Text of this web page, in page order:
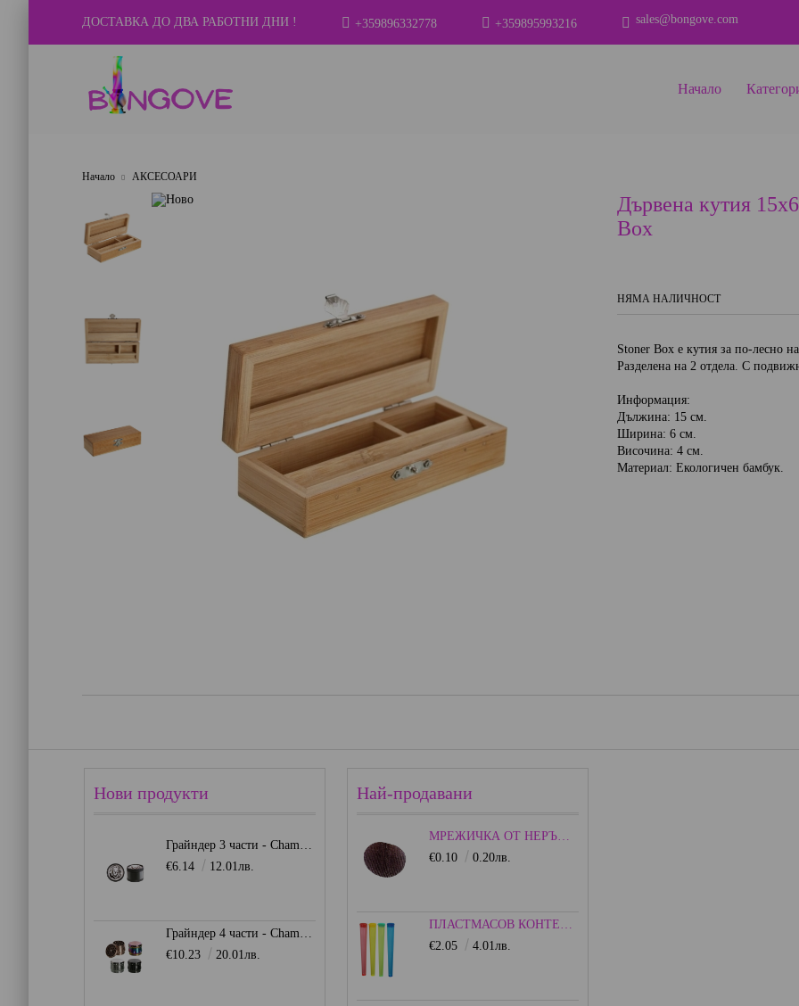
ДОСТАВКА ДО ДВА РАБОТНИ ДНИ ! +359896332778 +359895993216 sales@bongove.com
Начало
Начало АКСЕСОАРИ
Дървена кутия
Box
НЯМА НАЛИЧНОСТ
Stoner Box е кутия за по-лесно
Разделена на 2 отдела. С
Информация:
Дължина: 15 см.
Ширина: 6 см.
Височина: 4 см.
Материал: Екологичен бамбук.
Нови продукти
Грайндер 3 части - Champ Mini Lion
€6.14
12.01лв.
Грайндер 4 части - Champ High 39мм.
€10.23
20.01лв.
Най-продавани
МРЕЖИЧКА ОТ НЕРЪЖДАЕМА СТОМАНА - 15ММ.
€0.10
0.20лв.
ПЛАСТМАСОВ КОНТЕЙНЕР С КАПАЧКА - ЦВЕТЕН
€2.05
4.01лв.